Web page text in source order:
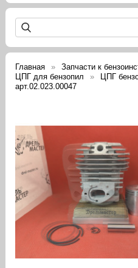
Главная Запчасти к
ЦПГ для бензопил
ЦПГ
арт.02.023.00047